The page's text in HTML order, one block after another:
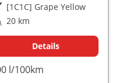
[1C1C] Grape Yellow
20 km
Details
l/100km